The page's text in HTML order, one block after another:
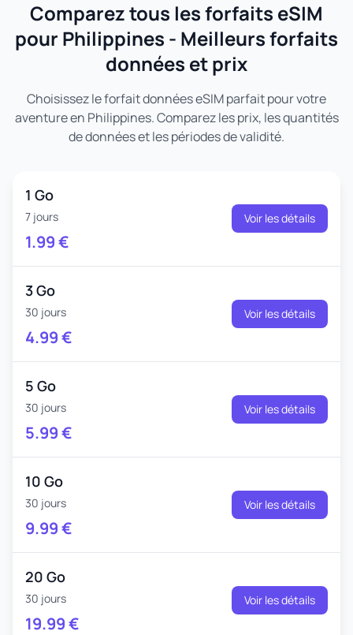
Comparez tous les forfaits eSIM
pour Philippines - Meilleurs forfaits
données et prix
Choisissez le forfait données eSIM parfait pour votre
aventure en Philippines. Comparez les prix, les quantités
de données et les périodes de validité.
1 Go
7 jours
1.99€
Voir les détails
3 Go
30 jours
4.99€
Voir les détails
5 Go
30 jours
5.99€
Voir les détails
10 Go
30 jours
9.99€
Voir les détails
20 Go
30 jours
19.99€
Voir les détails